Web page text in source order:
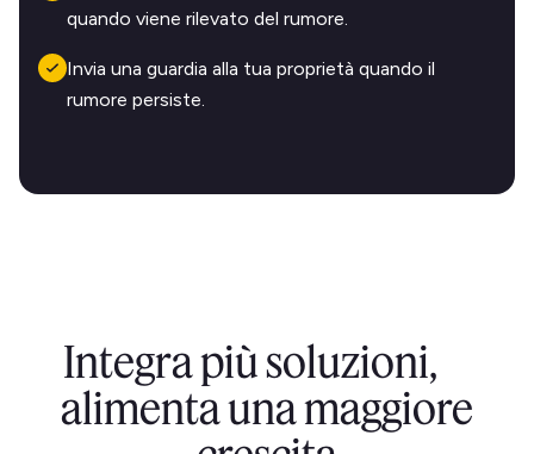
quando viene rilevato del rumore.
Invia una guardia alla tua proprietà quando il
rumore persiste.
Integra più soluzioni,
alimenta una maggiore